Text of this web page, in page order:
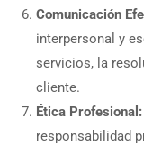
Comunicación
interpersonal y
servicios, la
cliente.
Ética Profesional:
responsabilidad